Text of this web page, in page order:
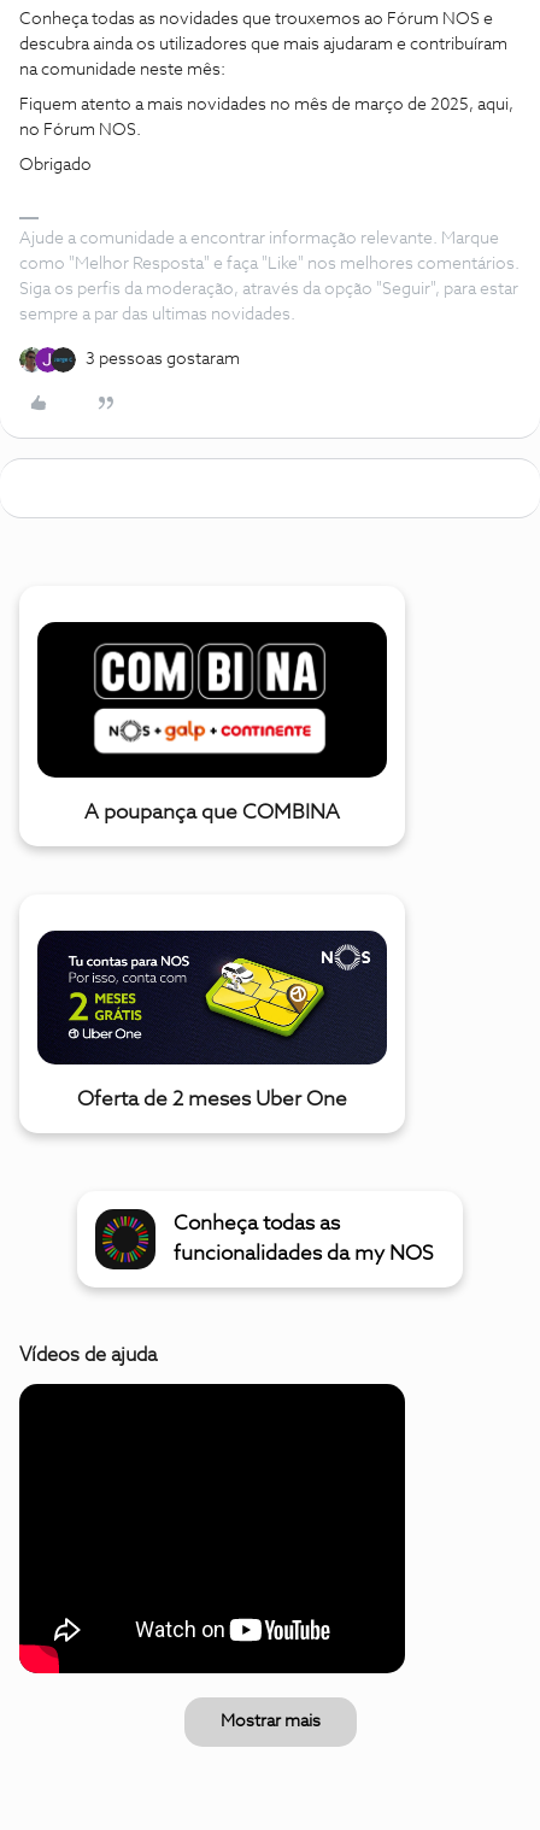
Conheça todas as novidades que trouxemos ao Fórum NOS e
descubra ainda os utilizadores que mais ajudaram e contribuíram
na comunidade neste mês:
Fiquem atento a mais novidades no mês de março de 2025, aqui,
no Fórum NOS.
Obrigado
Ajude a comunidade a encontrar informação relevante. Marque
como "Melhor Resposta" e faça "Like" nos melhores comentários.
Siga os perfis da moderação, através da opção "Seguir", para estar
sempre a par das ultimas novidades.
3 pessoas gostaram
A poupança que COMBINA
Oferta de 2 meses Uber One
Conheça todas as
funcionalidades da my NOS
Vídeos de ajuda
Mostrar mais